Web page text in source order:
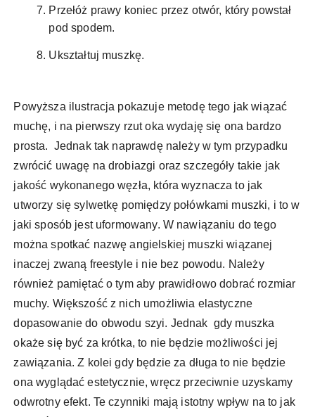
Przełóż prawy koniec przez otwór, który powstał
pod spodem.
Ukształtuj muszkę.
Powyższa ilustracja pokazuje metodę tego jak wiązać
muchę, i na pierwszy rzut oka wydaję się ona bardzo
prosta. Jednak tak naprawdę należy w tym przypadku
zwrócić uwagę na drobiazgi oraz szczegóły takie jak
jakość wykonanego węzła, która wyznacza to jak
utworzy się sylwetkę pomiędzy połówkami muszki, i to w
jaki sposób jest uformowany. W nawiązaniu do tego
można spotkać nazwę angielskiej muszki wiązanej
inaczej zwaną freestyle i nie bez powodu. Należy
również pamiętać o tym aby prawidłowo dobrać rozmiar
muchy. Większość z nich umożliwia elastyczne
dopasowanie do obwodu szyi. Jednak gdy muszka
okaże się być za krótka, to nie będzie możliwości jej
zawiązania. Z kolei gdy będzie za długa to nie będzie
ona wyglądać estetycznie, wręcz przeciwnie uzyskamy
odwrotny efekt. Te czynniki mają istotny wpływ na to jak